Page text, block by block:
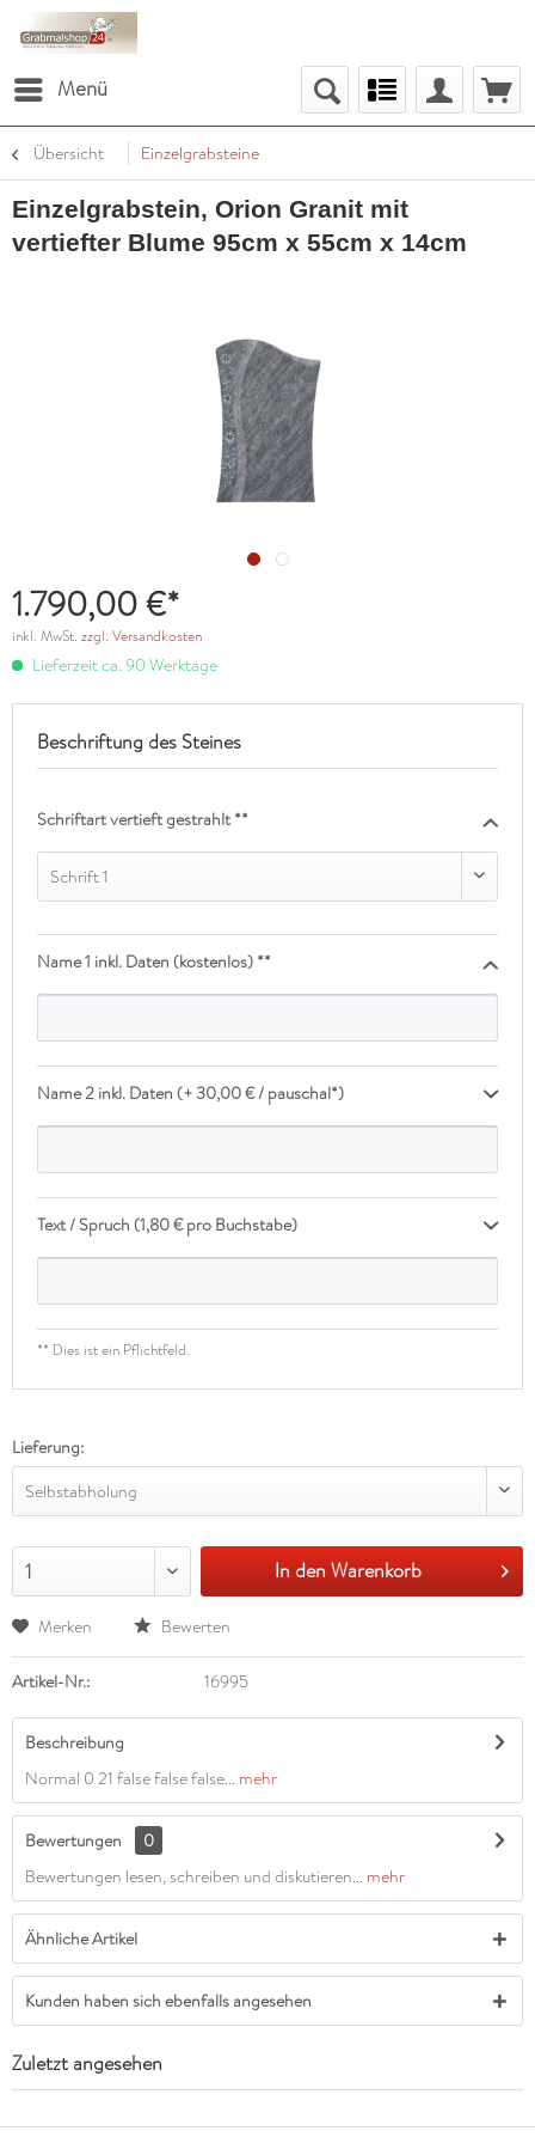
Menü
Übersicht Einzelgrabsteine
Einzelgrabstein, Orion Granit mit
vertiefter Blume 95cm x 55cm x 14cm
1.790,00 €*
inkl. MwSt. zzgl. Versandkosten
Lieferzeit ca. 90 Werktage
Beschriftung des Steines
Schriftart vertieft gestrahlt **
Schrift 1
Name 1 inkl. Daten (kostenlos) **
Name 2 inkl. Daten (+ 30,00 € / pauschal*)
Text / Spruch (1,80 € pro Buchstabe)
** Dies ist ein Pflichtfeld.
Lieferung:
Selbstabholung
1 In den Warenkorb
Merken Bewerten
Artikel-Nr.: 16995
Beschreibung
Normal 0 21 false false false... mehr
Bewertungen
0
Bewertungen lesen, schreiben und diskutieren... mehr
Ähnliche Artikel
Kunden haben sich ebenfalls angesehen
Zuletzt angesehen